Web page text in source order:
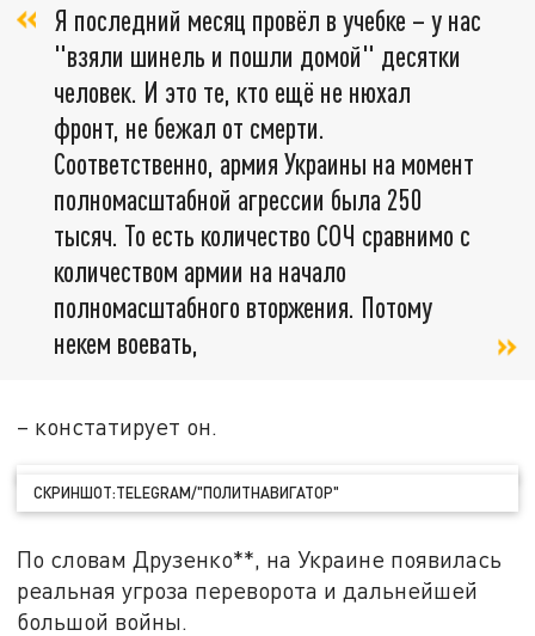
Я последний месяц провёл в учебке – у нас
"взяли шинель и пошли домой" десятки
человек. И это те, кто ещё не нюхал
фронт, не бежал от смерти.
Соответственно, армия Украины на момент
полномасштабной агрессии была 250
тысяч. То есть количество СОЧ сравнимо с
количеством армии на начало
полномасштабного вторжения. Потому
некем воевать,
– констатирует он.
СКРИНШОТ:TELEGRAM/"ПОЛИТНАВИГАТОР"
По словам Друзенко**, на Украине появилась
реальная угроза переворота и дальнейшей
большой войны.